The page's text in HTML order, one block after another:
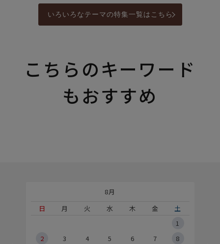
いろいろなテーマの特集一覧はこちら
こちらのキーワード
もおすすめ
8月
日
月 火 水 木 金
土
1
2
3 4 5 6 7
8